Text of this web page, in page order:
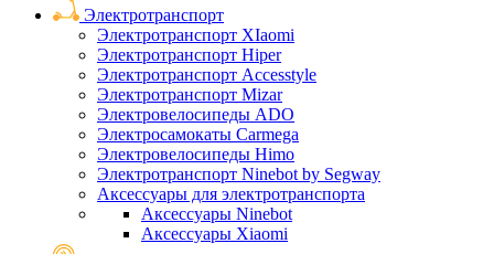
Электротранспорт
Электротранспорт XIaomi
Электротранспорт Hiper
Электротранспорт Accesstyle
Электротранспорт Mizar
Электровелосипеды ADO
Электросамокаты Carmega
Электровелосипеды Himo
Электротранспорт Ninebot by Segway
Аксессуары для электротранспорта
Аксессуары Ninebot
Аксессуары Xiaomi